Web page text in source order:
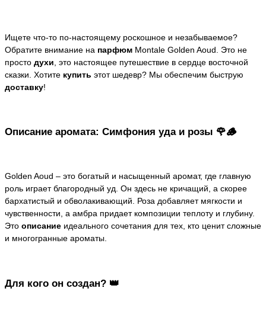
Ищете что-то по-настоящему роскошное и незабываемое?
Обратите внимание на парфюм Montale Golden Aoud. Это не
просто духи , это настоящее путешествие в сердце восточной
сказки. Хотите купить этот шедевр? Мы обеспечим быструю
доставку!
Описание аромата: Симфония уда и розы 🌹🪵
Golden Aoud – это богатый и насыщенный аромат, где главную
роль играет благородный уд. Он здесь не кричащий, а скорее
бархатистый и обволакивающий. Роза добавляет мягкости и
чувственности, а амбра придает композиции теплоту и глубину.
Это описание идеального сочетания для тех, кто ценит сложные
и многогранные ароматы.
Для кого он создан? 👑